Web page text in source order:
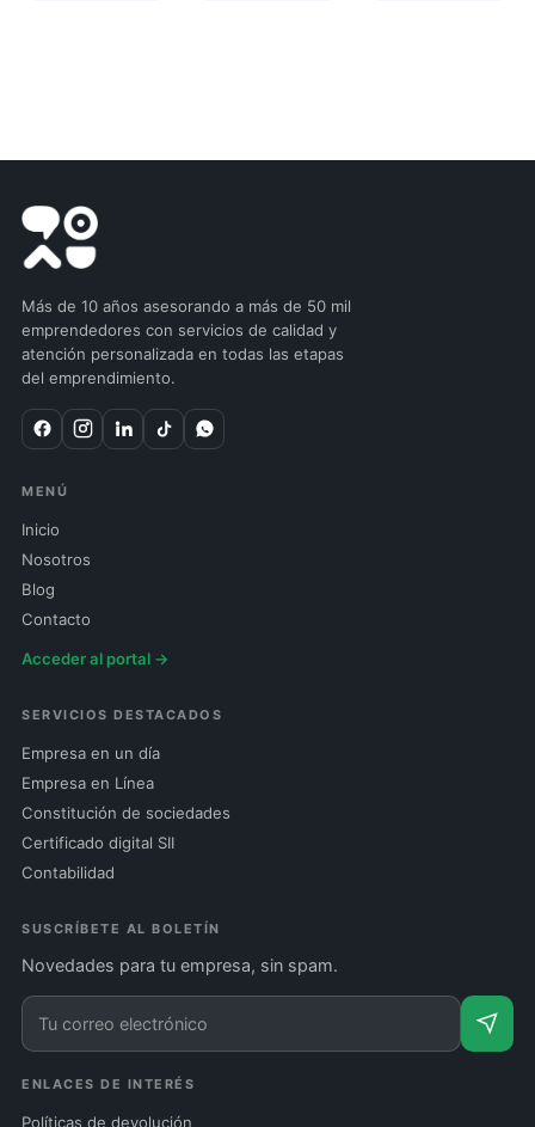
Más de 10 años asesorando a más de 50 mil
emprendedores con servicios de calidad y
atención personalizada en todas las etapas
del emprendimiento.
MENÚ
Inicio
Nosotros
Blog
Contacto
Acceder al portal →
SERVICIOS DESTACADOS
Empresa en un día
Empresa en Línea
Constitución de sociedades
Certificado digital SII
Contabilidad
SUSCRÍBETE AL BOLETÍN
Novedades para tu empresa, sin spam.
ENLACES DE INTERÉS
Políticas de devolución